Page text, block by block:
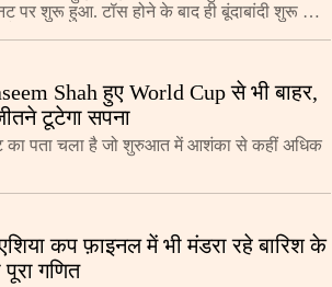
पर शुरू हुआ. टॉस होने के बाद ही बूंदाबांदी शुरू हो
Shah हुए World Cup से भी बाहर,
टूटेगा सपना
का पता चला है जो शुरुआत में आशंका से कहीं अधिक
कप फ़ाइनल में भी मंडरा रहे बारिश के
गणित